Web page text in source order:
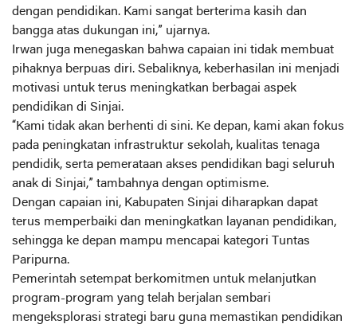
dengan pendidikan. Kami sangat berterima kasih dan
bangga atas dukungan ini,” ujarnya.
Irwan juga menegaskan bahwa capaian ini tidak membuat
pihaknya berpuas diri. Sebaliknya, keberhasilan ini menjadi
motivasi untuk terus meningkatkan berbagai aspek
pendidikan di Sinjai.
“Kami tidak akan berhenti di sini. Ke depan, kami akan fokus
pada peningkatan infrastruktur sekolah, kualitas tenaga
pendidik, serta pemerataan akses pendidikan bagi seluruh
anak di Sinjai,” tambahnya dengan optimisme.
Dengan capaian ini, Kabupaten Sinjai diharapkan dapat
terus memperbaiki dan meningkatkan layanan pendidikan,
sehingga ke depan mampu mencapai kategori Tuntas
Paripurna.
Pemerintah setempat berkomitmen untuk melanjutkan
program-program yang telah berjalan sembari
mengeksplorasi strategi baru guna memastikan pendidikan